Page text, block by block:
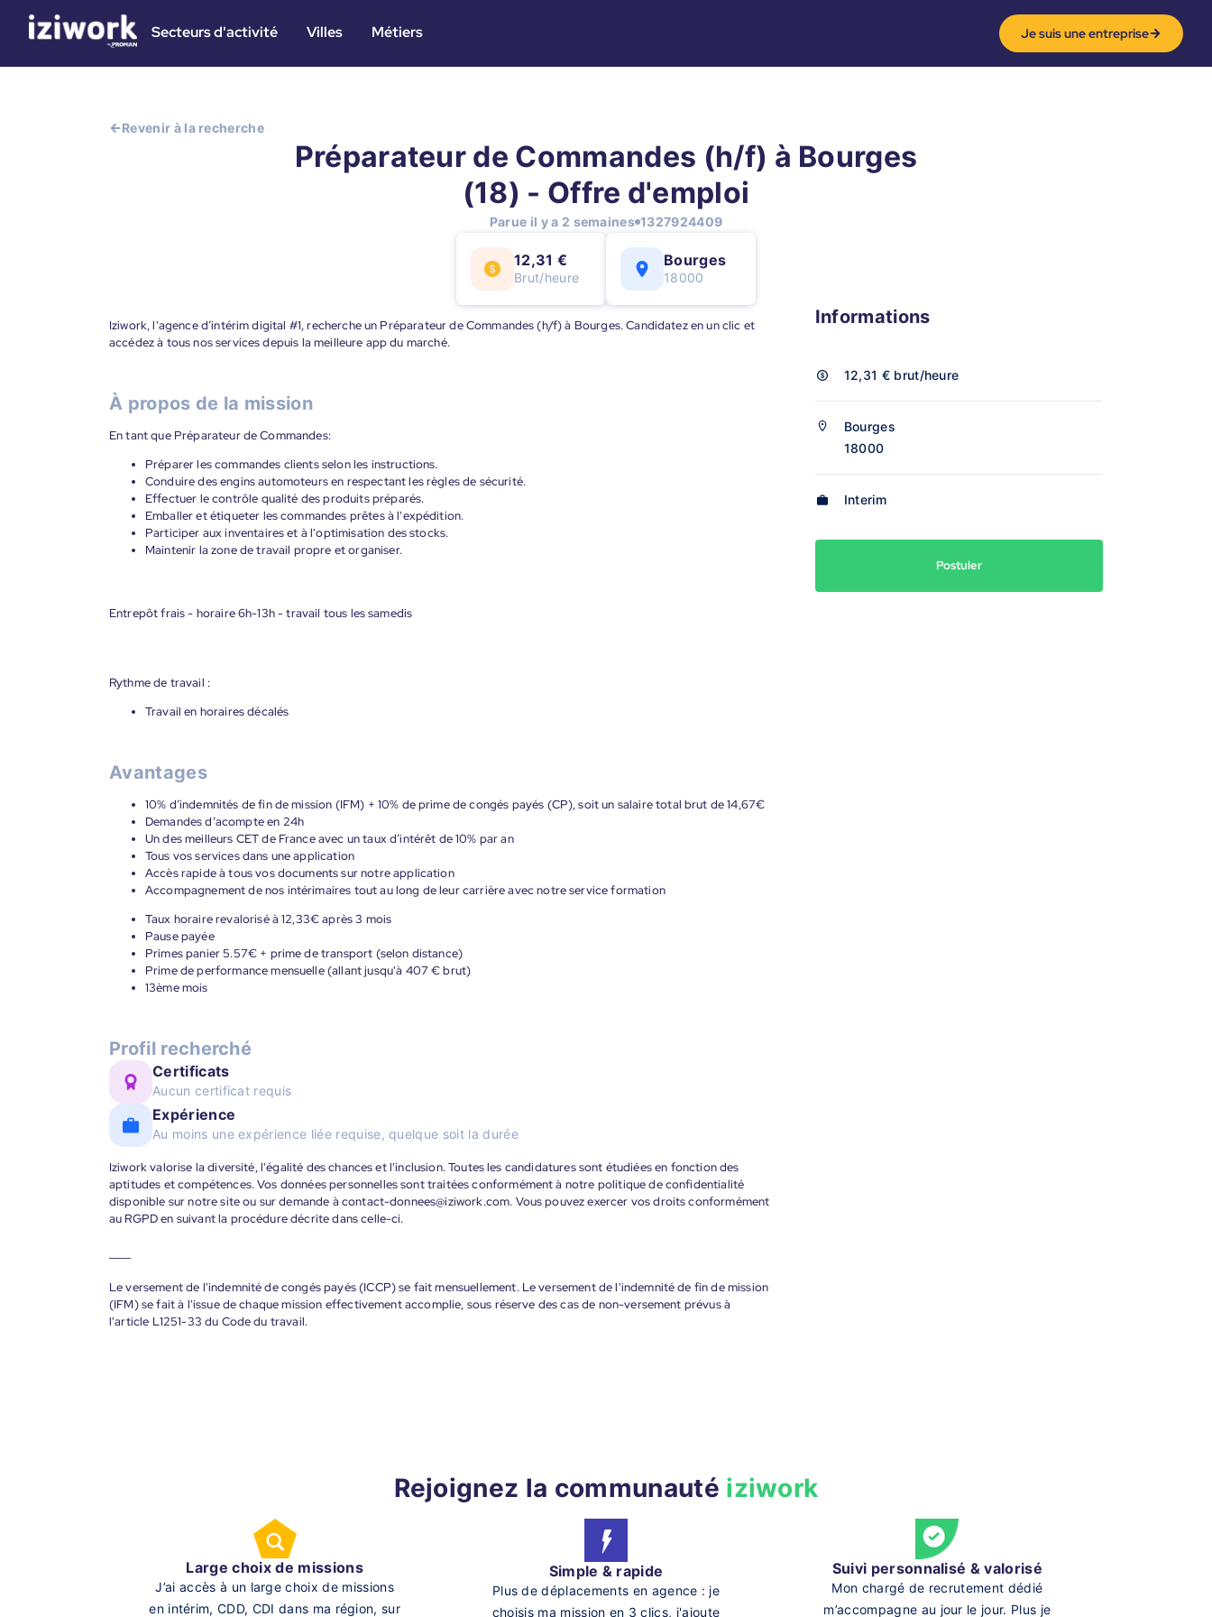
Secteurs d'activité Villes Métiers Je suis une entreprise
Revenir à la recherche
Préparateur de Commandes (h/f) à Bourges
(18) - Offre d'emploi
Parue il y a 2 semaines 1327924409
12,31 €
Brut/heure
Bourges
18000
Iziwork, l'agence d’intérim digital #1, recherche un Préparateur de Commandes (h/f) à Bourges. Candidatez en un clic et
accédez à tous nos services depuis la meilleure app du marché.
À propos de la mission
En tant que Préparateur de Commandes:
Préparer les commandes clients selon les instructions.
Conduire des engins automoteurs en respectant les règles de sécurité.
Effectuer le contrôle qualité des produits préparés.
Emballer et étiqueter les commandes prêtes à l'expédition.
Participer aux inventaires et à l'optimisation des stocks.
Maintenir la zone de travail propre et organiser.
Entrepôt frais - horaire 6h-13h - travail tous les samedis
Rythme de travail :
Travail en horaires décalés
Avantages
10% d’indemnités de fin de mission (IFM) + 10% de prime de congés payés (CP), soit un salaire total brut de 14,67€
Demandes d’acompte en 24h
Un des meilleurs CET de France avec un taux d’intérêt de 10% par an
Tous vos services dans une application
Accès rapide à tous vos documents sur notre application
Accompagnement de nos intérimaires tout au long de leur carrière avec notre service formation
Taux horaire revalorisé à 12,33€ après 3 mois
Pause payée
Primes panier 5.57€ + prime de transport (selon distance)
Prime de performance mensuelle (allant jusqu'à 407 € brut)
13ème mois
Profil recherché
Certificats
Aucun certificat requis
Expérience
Au moins une expérience liée requise, quelque soit la durée
Iziwork valorise la diversité, l'égalité des chances et l'inclusion. Toutes les candidatures sont étudiées en fonction des
aptitudes et compétences. Vos données personnelles sont traitées conformément à notre politique de confidentialité
disponible sur notre site ou sur demande à contact-donnees@iziwork.com. Vous pouvez exercer vos droits conformément
au RGPD en suivant la procédure décrite dans celle-ci.
Le versement de l'indemnité de congés payés (ICCP) se fait mensuellement. Le versement de l'indemnité de fin de mission
(IFM) se fait à l'issue de chaque mission effectivement accomplie, sous réserve des cas de non-versement prévus à
l'article L1251-33 du Code du travail.
Informations
12,31 € brut/heure
Bourges
18000
Interim
Postuler
Rejoignez la communauté iziwork
Large choix de missions
J’ai accès à un large choix de missions
en intérim, CDD, CDI dans ma région, sur
Simple & rapide
Plus de déplacements en agence : je
choisis ma mission en 3 clics, j'ajoute
Suivi personnalisé & valorisé
Mon chargé de recrutement dédié
m’accompagne au jour le jour. Plus je